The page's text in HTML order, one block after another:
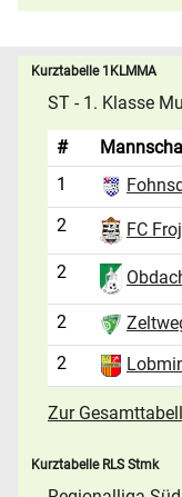
Kurztabelle 1KLMMA
ST - 1. Klasse
#
1
2
FC
2
2
2
Zur
Kurztabelle RLS Stmk